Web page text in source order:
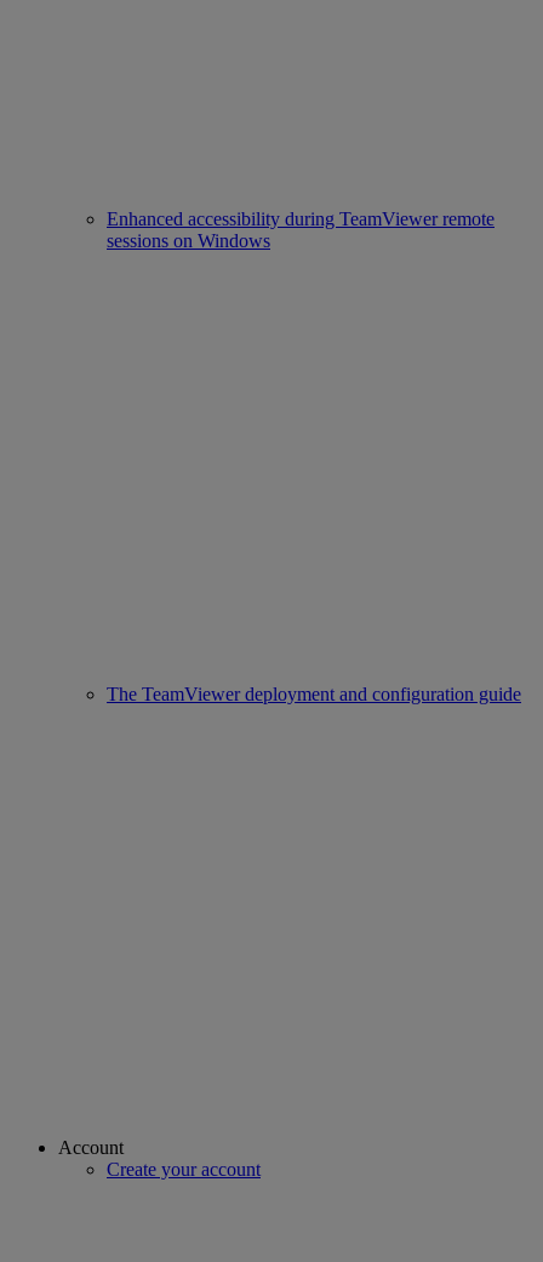
Enhanced accessibility during TeamViewer remote
sessions on Windows
The TeamViewer deployment and configuration guide
Account
Create your account